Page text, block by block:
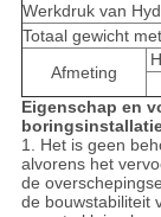
Werkdruk van
Totaal gewicht
Afmeting
Eigenschap en
1. Het is geen
alvorens het
de
de bouwstabiliteit